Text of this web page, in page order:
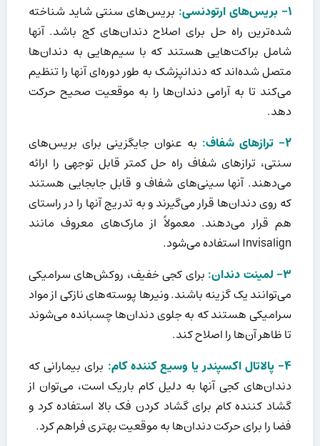
۱- بریس‌های ارتودنسی:
بریس‌های سنتی شاید شناخته
شده‌ترین راه حل برای اصلاح دندان‌های کج باشد. آنها
شامل براکت‌هایی هستند که با سیم‌هایی به دندان‌ها
متصل شده‌اند که دندانپزشک به طور دوره‌ای آنها را تنظیم
می‌کند تا به آرامی دندان‌ها را به موقعیت صحیح حرکت
دهد.
۲- ترازهای شفاف:
به عنوان جایگزینی برای بریس‌های
سنتی، ترازهای شفاف راه حل کمتر قابل توجهی را ارائه
می‌دهند. آنها سینی‌های شفاف و قابل جابجایی هستند
که روی دندان‌ها قرار می‌گیرند و به تدریج آنها را در راستای
هم قرار می‌دهند. معمولاً از مارک‌های معروف مانند
Invisalign استفاده می‌شود.
۳- لمینت دندان:
برای کجی خفیف، روکش‌های سرامیکی
می‌توانند یک گزینه باشند. ونیرها پوسته‌های نازکی از مواد
سرامیکی هستند که به جلوی دندان‌ها چسبانده می‌شوند
تا ظاهر آن‌ها را اصلاح کند.
۴- پالاتال اکسپندر یا وسیع کننده کام:
برای بیمارانی که
دندان‌های کجی آنها به دلیل کام باریک است، می‌توان از
گشاد کننده کام برای گشاد کردن فک بالا استفاده کرد و
فضا را برای حرکت دندان‌ها به موقعیت بهتری فراهم کرد.